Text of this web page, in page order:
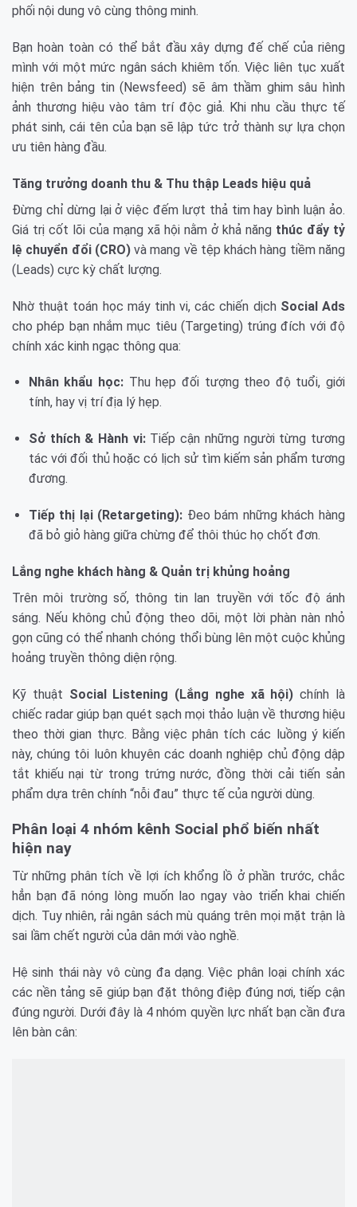
phối nội dung vô cùng thông minh.
Bạn hoàn toàn có thể bắt đầu xây dựng đế chế của riêng
mình với một mức ngân sách khiêm tốn. Việc liên tục xuất
hiện trên bảng tin (Newsfeed) sẽ âm thầm ghim sâu hình
ảnh thương hiệu vào tâm trí độc giả. Khi nhu cầu thực tế
phát sinh, cái tên của bạn sẽ lập tức trở thành sự lựa chọn
ưu tiên hàng đầu.
Tăng trưởng doanh thu & Thu thập Leads hiệu quả
Đừng chỉ dừng lại ở việc đếm lượt thả tim hay bình luận ảo.
Giá trị cốt lõi của mạng xã hội nằm ở khả năng thúc đẩy tỷ
lệ chuyển đổi (CRO)và mang về tệp khách hàng tiềm năng
(Leads) cực kỳ chất lượng.
Nhờ thuật toán học máy tinh vi, các chiến dịch Social Ads
cho phép bạn nhắm mục tiêu (Targeting) trúng đích với độ
chính xác kinh ngạc thông qua:
Nhân khẩu học: Thu hẹp đối tượng theo độ tuổi, giới
tính, hay vị trí địa lý hẹp.
Sở thích & Hành vi:Tiếp cận những người từng tương
tác với đối thủ hoặc có lịch sử tìm kiếm sản phẩm tương
đương.
Tiếp thị lại (Retargeting): Đeo bám những khách hàng
đã bỏ giỏ hàng giữa chừng để thôi thúc họ chốt đơn.
Lắng nghe khách hàng & Quản trị khủng hoảng
Trên môi trường số, thông tin lan truyền với tốc độ ánh
sáng. Nếu không chủ động theo dõi, một lời phàn nàn nhỏ
gọn cũng có thể nhanh chóng thổi bùng lên một cuộc khủng
hoảng truyền thông diện rộng.
Kỹ thuật Social Listening (Lắng nghe xã hội) chính là
chiếc radar giúp bạn quét sạch mọi thảo luận về thương hiệu
theo thời gian thực. Bằng việc phân tích các luồng ý kiến
này, chúng tôi luôn khuyên các doanh nghiệp chủ động dập
tắt khiếu nại từ trong trứng nước, đồng thời cải tiến sản
phẩm dựa trên chính “nỗi đau” thực tế của người dùng.
Phân loại 4 nhóm kênh Social phổ biến nhất
hiện nay
Từ những phân tích về lợi ích khổng lồ ở phần trước, chắc
hẳn bạn đã nóng lòng muốn lao ngay vào triển khai chiến
dịch. Tuy nhiên, rải ngân sách mù quáng trên mọi mặt trận là
sai lầm chết người của dân mới vào nghề.
Hệ sinh thái này vô cùng đa dạng. Việc phân loại chính xác
các nền tảng sẽ giúp bạn đặt thông điệp đúng nơi, tiếp cận
đúng người. Dưới đây là 4 nhóm quyền lực nhất bạn cần đưa
lên bàn cân: